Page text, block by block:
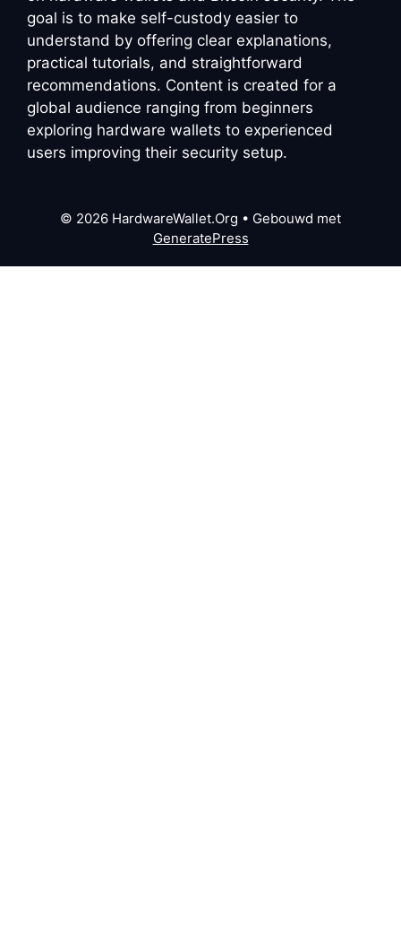
goal is to make self-custody easier to
understand by offering clear explanations,
practical tutorials, and straightforward
recommendations. Content is created for a
global audience ranging from beginners
exploring hardware wallets to experienced
users improving their security setup.
© 2026 HardwareWallet.Org • Gebouwd met
GeneratePress